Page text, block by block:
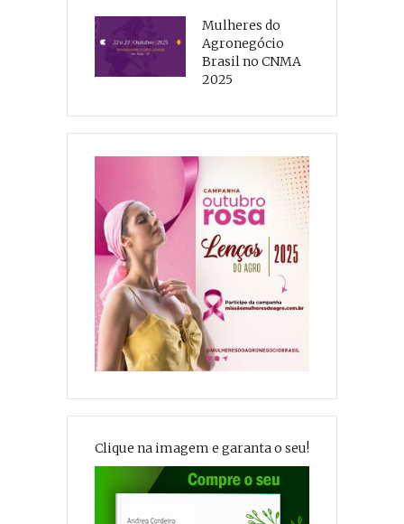
Mulheres do
Agronegócio
Brasil no CNMA
2025
Clique na imagem e garanta o seu!